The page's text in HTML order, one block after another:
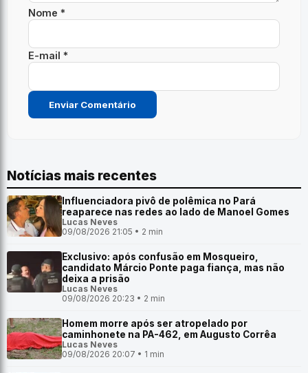
Nome *
E-mail *
Notícias mais recentes
Influenciadora pivô de polêmica no Pará
reaparece nas redes ao lado de Manoel Gomes
Lucas Neves
09/08/2026 21:05 • 2 min
Exclusivo: após confusão em Mosqueiro,
candidato Márcio Ponte paga fiança, mas não
deixa a prisão
Lucas Neves
09/08/2026 20:23 • 2 min
Homem morre após ser atropelado por
caminhonete na PA-462, em Augusto Corrêa
Lucas Neves
09/08/2026 20:07 • 1 min